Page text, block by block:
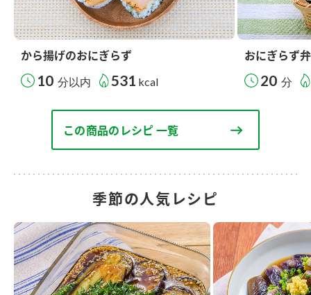
から揚げのおにぎらず
10 分以内 531 kcal
おにぎらず
20 分
この商品のレシピ 一覧
季節の人気レシピ